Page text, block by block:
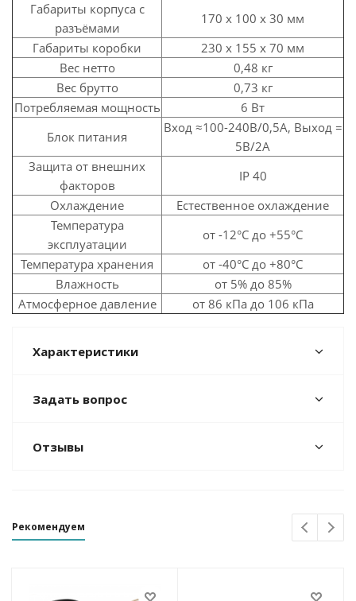
Габариты корпуса с
разъёмами
170 х 100 х 30 мм
Габариты коробки
230 х 155 х 70 мм
Вес нетто
0,48 кг
Вес брутто
0,73 кг
Потребляемая мощность
6 Вт
Блок питания
Вход ≈100-240В/0,5А, Выход =
5В/2А
Защита от внешних
факторов
IP 40
Охлаждение
Естественное охлаждение
Температура
эксплуатации
от -12°C до +55°C
Температура хранения
от -40°C до +80°C
Влажность
от 5% до 85%
Атмосферное давление
от 86 кПа до 106 кПа
Характеристики
Задать вопрос
Отзывы
Рекомендуем